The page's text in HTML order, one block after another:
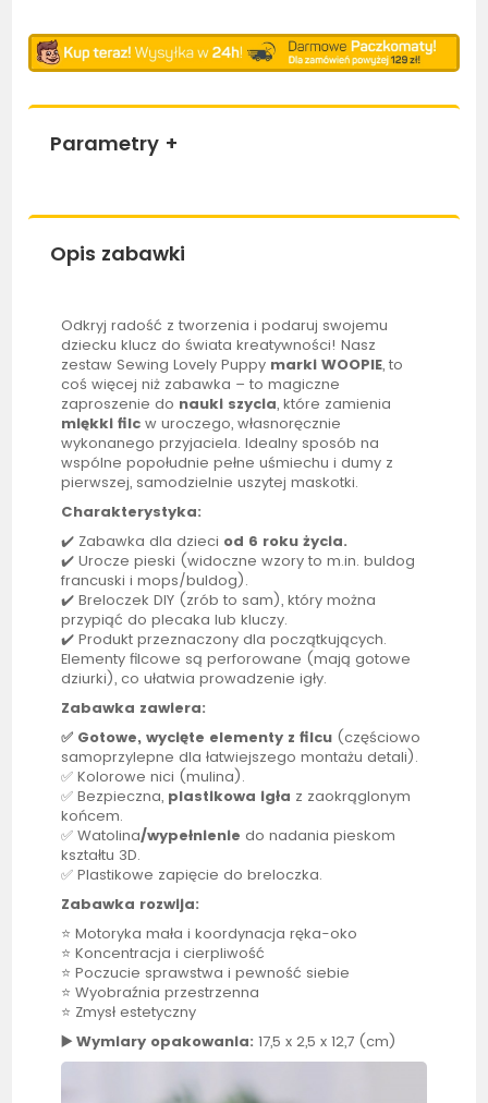
Parametry +
Opis zabawki
Odkryj radość z tworzenia i podaruj swojemu
dziecku klucz do świata kreatywności! Nasz
zestaw Sewing Lovely Puppy markiWOOPIE, to
coś więcej niż zabawka – to magiczne
zaproszenie do nauki szycia, które zamienia
miękki filc w uroczego, własnoręcznie
wykonanego przyjaciela. Idealny sposób na
wspólne popołudnie pełne uśmiechu i dumy z
pierwszej, samodzielnie uszytej maskotki.
Charakterystyka:
✔️ Zabawka dla dzieci od 6 roku życia.
✔️ Urocze pieski (widoczne wzory to m.in. buldog
francuski i mops/buldog).
✔️ Breloczek DIY (zrób to sam), który można
przypiąć do plecaka lub kluczy.
✔️ Produkt przeznaczony dla początkujących.
Elementy filcowe są perforowane (mają gotowe
dziurki), co ułatwia prowadzenie igły.
Zabawka zawiera:
✅ Gotowe, wycięte elementy z filcu (częściowo
samoprzylepne dla łatwiejszego montażu detali).
✅ Kolorowe nici (mulina).
✅ Bezpieczna, plastikowa igła z zaokrąglonym
końcem.
✅ Watolina/wypełnienie do nadania pieskom
kształtu 3D.
✅ Plastikowe zapięcie do breloczka.
Zabawka rozwija:
⭐ Motoryka mała i koordynacja ręka-oko
⭐ Koncentracja i cierpliwość
⭐ Poczucie sprawstwa i pewność siebie
⭐ Wyobraźnia przestrzenna
⭐ Zmysł estetyczny
▶️ Wymiary opakowania:17,5 x 2,5 x 12,7 (cm)